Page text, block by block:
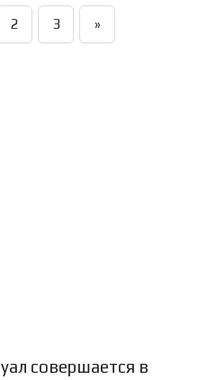
2 3 »
совершается в